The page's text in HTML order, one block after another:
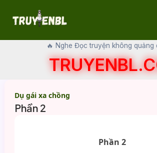
🔥 Nghe Đọc truyện không quảng
Dụ gái xa chồng
Phần 2
Phần 2